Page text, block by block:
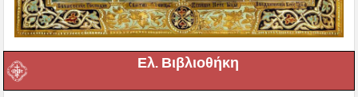
Ελ. Βιβλιοθήκη